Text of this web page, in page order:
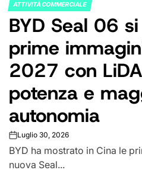
POSTED
IN
ATTIVITÀ COMMERCIALE
BYD Seal 06
prime
2027 con
potenza e
autonomia
onLuglio 30, 2026
BYD ha mostrato in Cina le
nuova Seal...